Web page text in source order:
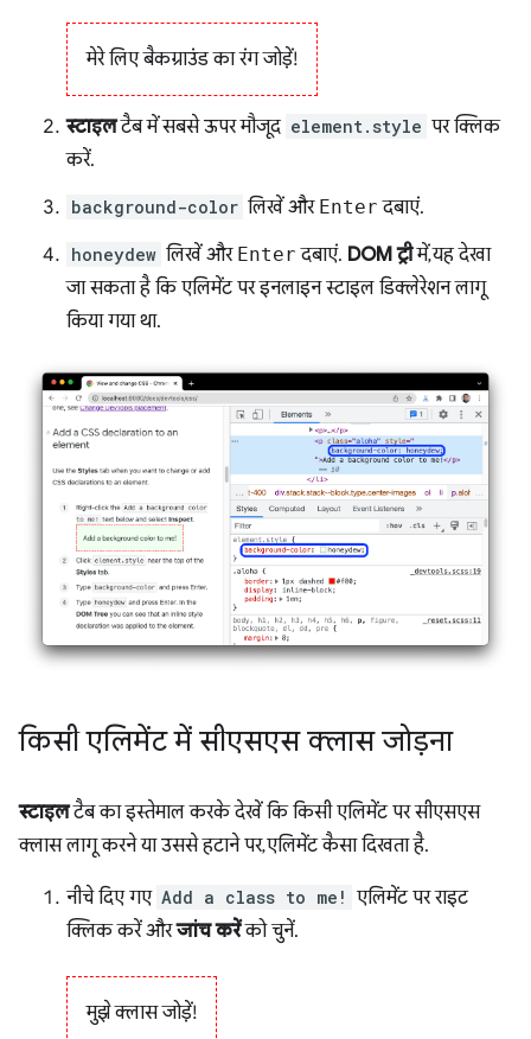
मेरे लिए बैकग्राउंड का रंग जोड़ें!
स्टाइलटैब में सबसे ऊपर मौजूद element.style पर क्लिक
करें.
background-color लिखें और Enter दबाएं.
honeydew लिखें और Enter दबाएं. DOM ट्रीमें, यह देखा
जा सकता है कि एलिमेंट पर इनलाइन स्टाइल डिक्लेरेशन लागू
किया गया था.
किसी एलिमेंट में सीएसएस क्लास जोड़ना
स्टाइलटैब का इस्तेमाल करके देखें कि किसी एलिमेंट पर सीएसएस
क्लास लागू करने या उससे हटाने पर, एलिमेंट कैसा दिखता है.
नीचे दिए गए Add a class to me! एलिमेंट पर राइट
क्लिक करें औरजांच करेंको चुनें.
मुझे क्लास जोड़ें!